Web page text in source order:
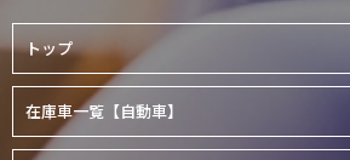
トップ
在庫車一覧【自動車】